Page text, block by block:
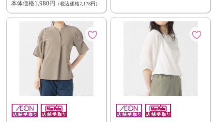
本体価格1,980円 （税込価格2,178円）